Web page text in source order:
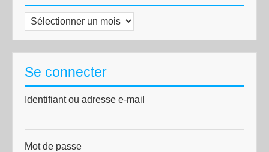
Archives
Se connecter
Identifiant ou adresse e-mail
Mot de passe